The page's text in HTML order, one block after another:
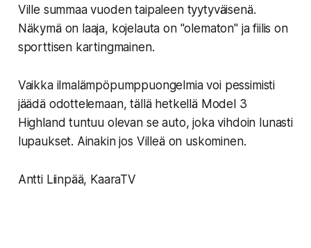
Ville summaa vuoden taipaleen tyytyväisenä.
Näkymä on laaja, kojelauta on "olematon" ja fiilis on
sporttisen kartingmainen.
Vaikka ilmalämpöpumppuongelmia voi pessimisti
jäädä odottelemaan, tällä hetkellä Model 3
Highland tuntuu olevan se auto, joka vihdoin lunasti
lupaukset. Ainakin jos Villeä on uskominen.
Antti Liinpää, KaaraTV